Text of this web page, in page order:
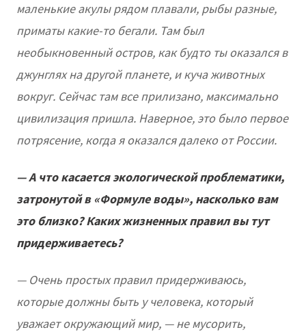
маленькие акулы рядом плавали, рыбы разные,
приматы какие-то бегали. Там был
необыкновенный остров, как будто ты оказался в
джунглях на другой планете, и куча животных
вокруг. Сейчас там все прилизано, максимально
цивилизация пришла. Наверное, это было первое
потрясение, когда я оказался далеко от России.
— А что касается экологической проблематики,
затронутой в «Формуле воды», насколько вам
это близко? Каких жизненных правил вы тут
придерживаетесь?
— Очень простых правил придерживаюсь,
которые должны быть у человека, который
уважает окружающий мир, — не мусорить,